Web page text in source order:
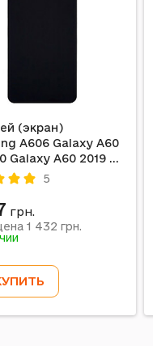
(экран)
A606 Galaxy A60
Galaxy A60 2019 /
M40, С
5
грн.
1 432 грн.